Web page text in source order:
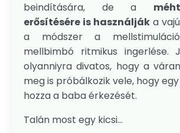
beindítására, de a
erősítésére is használják a
a módszer a
mellbimbó ritmikus ingerlése.
olyanniyra divatos, hogy a
meg is próbálkozik vele, hogy
hozza a baba érkezését.
Talán most egy kicsi...